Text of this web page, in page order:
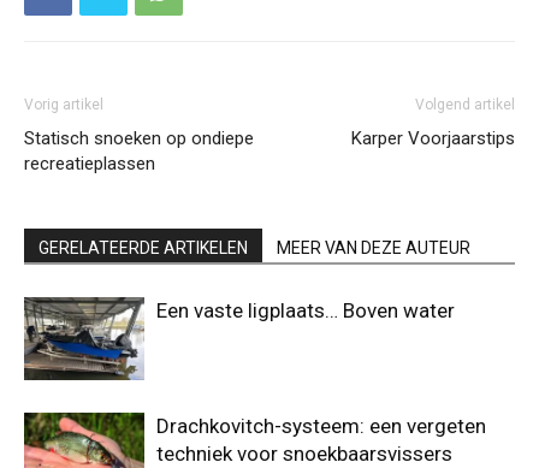
Vorig artikel
Statisch snoeken op ondiepe
recreatieplassen
Volgend artikel
Karper Voorjaarstips
GERELATEERDE ARTIKELEN MEER VAN DEZE AUTEUR
Een vaste ligplaats… Boven water
Drachkovitch-systeem: een vergeten
techniek voor snoekbaarsvissers